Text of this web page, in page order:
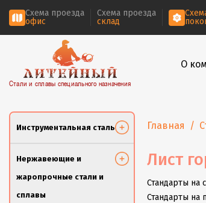
Схема проезда
офис
Схема проезда
склад
Стали и сплавы специального назначения
О
Инструментальная сталь
Нержавеющие и
жаропрочные стали и
сплавы
Главная
Лист
Стандарты на
Стандарты на